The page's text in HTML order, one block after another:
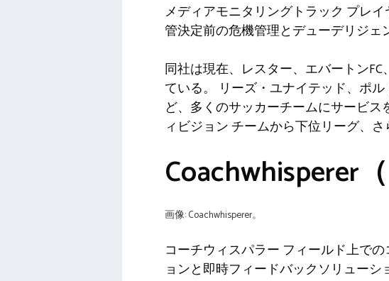
メディアモニタリングト​​ラック プレ
管決定前の危機管理とデューデリジェ
同社は現在、レスター、エバートン
ている。
リーズ・ユナイテッド、ポ
ど、多くのサッカーチームにサービス
ィビジョン チームから下位リーグ、さ
Coachwhisperer
画像: Coachwhisperer。
コーチウィスパラー フィールド上で
ョンと即時フィードバックソリューシ